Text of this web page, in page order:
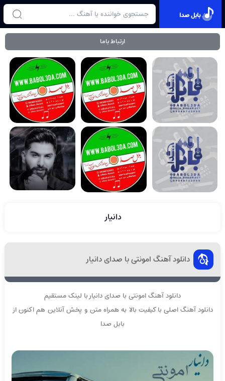
بابل صدا
ارتباط باما
دانیار
دانلود آهنگ امونتی با صدای دانیار
دانلود آهنگ امونتی با صدای دانیار با لینک مستقیم
دانلود آهنگ اصلی با کیفیت بالا به همراه متن و پخش آنلاین هم اکنون از
بابل صدا